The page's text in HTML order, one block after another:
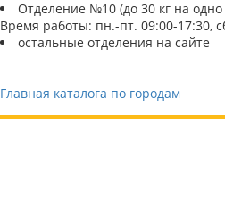
Отделение №10 (до 30 кг на
Время работы: пн.-пт. 09:00-17:30,
остальные отделения на сайте
Главная каталога по городам